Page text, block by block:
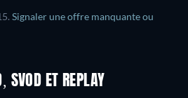
Signaler une offre manquante ou
SVOD ET REPLAY